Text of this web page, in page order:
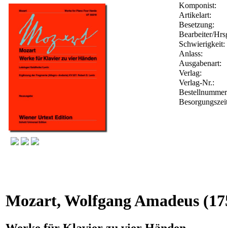
Komponist:
Artikelart:
Besetzung:
Bearbeiter/
Schwierigkeit:
Anlass:
Ausgabenart:
Verlag:
Verlag-Nr.:
Mozart, Wolfgang Amadeus